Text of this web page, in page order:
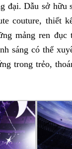
đại. Dẫu sở hữu
couture, thiết
mảng ren
sáng có thể
trong trẻo,